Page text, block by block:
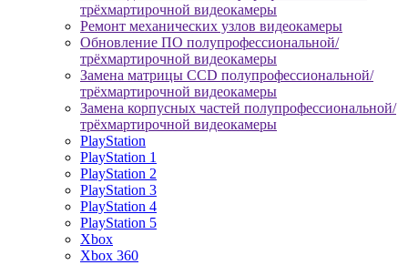
трёхмартирочной видеокамеры
Ремонт механических узлов видеокамеры
Обновление ПО полупрофессиональной/
трёхмартирочной видеокамеры
Замена матрицы CCD полупрофессиональной/
трёхмартирочной видеокамеры
Замена корпусных частей полупрофессиональной/
трёхмартирочной видеокамеры
PlayStation
PlayStation 1
PlayStation 2
PlayStation 3
PlayStation 4
PlayStation 5
Xbox
Xbox 360